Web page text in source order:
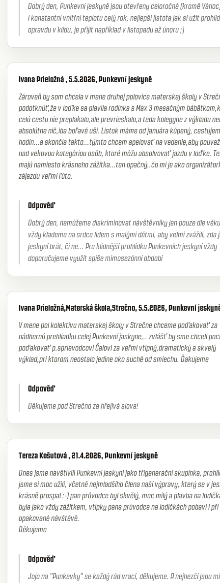
Dobrý den, Punkevní jeskyně jsou otevřeny celoročně (kromě
i konstantní vnitřní teplotu celý rok, nejlepší jistota jak si užit
opravdu v klidu, je přijít například v listopadu až únoru ;)
Ivana Prieložná , 5.5.2026, Punkevní jeskyně
Zároveň by som chcela v mene druhej polovice materskej školy v
podotknúť,že v loďke sa plavila rodinka s Max 3 mesačným
celú cestu nie preplakalo,ale prevrieskalo,a teda kolegyne z výkladu
absolútne nič,iba boľavé uši. Lístok máme od januára kúpený,
hodín...a skončia takto...týmto chcem apelovať na vedenie,aby
nad vekovou kategóriou osôb, ktoré môžu absolvovať jazdu v loďke.
majú namiesto krásneho zážitka...ten opačný..čo mi je ako
zájazdu veľmi ľúto.
Odpověď
Dobrý den, nemůžeme diskriminovat návštěvníky jen pouze dle
vždy klademe na srdce lidem s malými dětmi, aby velmi zvážili, zda
jeskyní brát, či ne... Pro klidnější prohlídku Punkevních jeskyní vždy
doporučujeme využít spíše mimosezónní období
Ivana Prieložná,Materská škola,Strečno, 5.5.2026, Punkevní
V mene pol kolektívu materskej školy v Strečne chceme poďakovať za
nádhernú prehliadku celej Punkevní jaskyne,.. zvlášť by sme chceli
poďakovať p.sprievodcovi Čalovi za veľmi vtipný,dramatický a skvelý
výklad,pri ktorom neostalo jedine oko suchē od smiechu. Ďakujeme
Odpověď
Děkujeme pod Strečno za hřejivá slova!
Tereza Košutová , 21.4.2026, Punkevní jeskyně
Dnes jsme navštívili Punkevní jeskyni jako třígenerační skupinka,
jsme si moc užili, včetně nejmladšího člena naší výpravy, který se v
krásně prospal :-) pan průvodce byl skvělý, moc milý a plavba na
byla jako vždy zážitkem, vtípky pana průvodce na lodičkách pobaví i při
opakované návštěvě.
Děkujeme
Odpověď
Jojo na "Punkevky" se každý rád vrací, děkujeme. A nejhezčí jsou